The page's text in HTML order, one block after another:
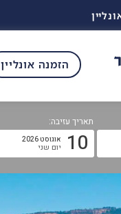
הזמנה אונליין
תאריך עזיבה:
10 אוגוסט 2026
יום שני